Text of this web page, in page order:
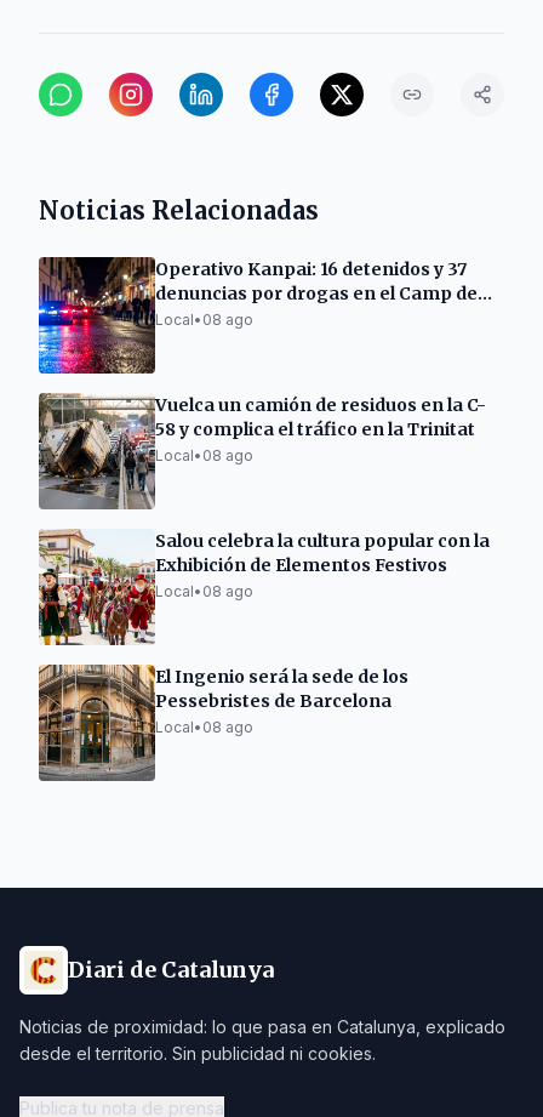
Noticias Relacionadas
Operativo Kanpai: 16 detenidos y 37
denuncias por drogas en el Camp de
Tarragona
Local• 08 ago
Vuelca un camión de residuos en la C-
58 y complica el tráfico en la Trinitat
Local• 08 ago
Salou celebra la cultura popular con la
Exhibición de Elementos Festivos
Local• 08 ago
El Ingenio será la sede de los
Pessebristes de Barcelona
Local• 08 ago
Diari de Catalunya
Noticias de proximidad: lo que pasa en Catalunya, explicado
desde el territorio. Sin publicidad ni cookies.
Publica tu nota de prensa